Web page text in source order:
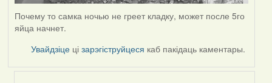
Почему то самка ночью не греет кладку, может после 5го
яйца начнет.
Увайдзіце цізарэгіструйцеся каб пакідаць каментары.